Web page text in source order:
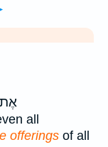
all
offerings of all